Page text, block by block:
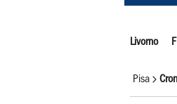
Livorno
Pisa